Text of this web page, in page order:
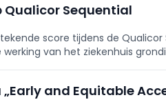
Qualicor Sequential
score tijdens de Qualicor
van het ziekenhuis
and Equitable